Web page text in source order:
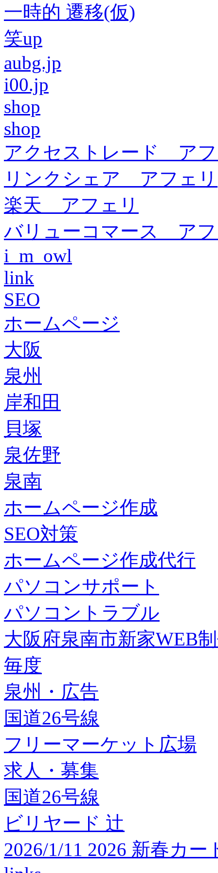
一時的 遷移(仮)
笑up
aubg.jp
i00.jp
shop
shop
アクセストレード ア
リンクシェア アフェリ
楽天 アフェリ
バリューコマース ア
i_m_owl
link
SEO
ホームページ
大阪
泉州
岸和田
貝塚
泉佐野
泉南
ホームページ作成
SEO対策
ホームページ作成代行
パソコンサポート
パソコントラブル
大阪府泉南市新家WEB
毎度
泉州・広告
国道26号線
フリーマーケット広場
求人・募集
国道26号線
ビリヤード 辻
2026/1/11 2026 新春カ